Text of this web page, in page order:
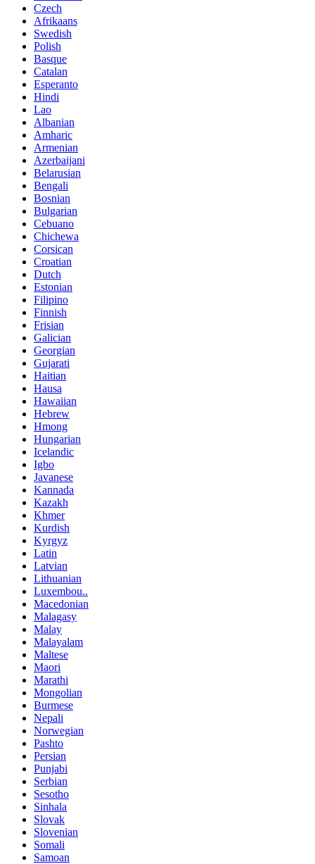
Czech
Afrikaans
Swedish
Polish
Basque
Catalan
Esperanto
Hindi
Lao
Albanian
Amharic
Armenian
Azerbaijani
Belarusian
Bengali
Bosnian
Bulgarian
Cebuano
Chichewa
Corsican
Croatian
Dutch
Estonian
Filipino
Finnish
Frisian
Galician
Georgian
Gujarati
Haitian
Hausa
Hawaiian
Hebrew
Hmong
Hungarian
Icelandic
Igbo
Javanese
Kannada
Kazakh
Khmer
Kurdish
Kyrgyz
Latin
Latvian
Lithuanian
Luxembou..
Macedonian
Malagasy
Malay
Malayalam
Maltese
Maori
Marathi
Mongolian
Burmese
Nepali
Norwegian
Pashto
Persian
Punjabi
Serbian
Sesotho
Sinhala
Slovak
Slovenian
Somali
Samoan